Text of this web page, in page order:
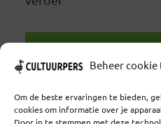
Beheer
Om de beste ervaringen te bieden,
cookies om informatie over je